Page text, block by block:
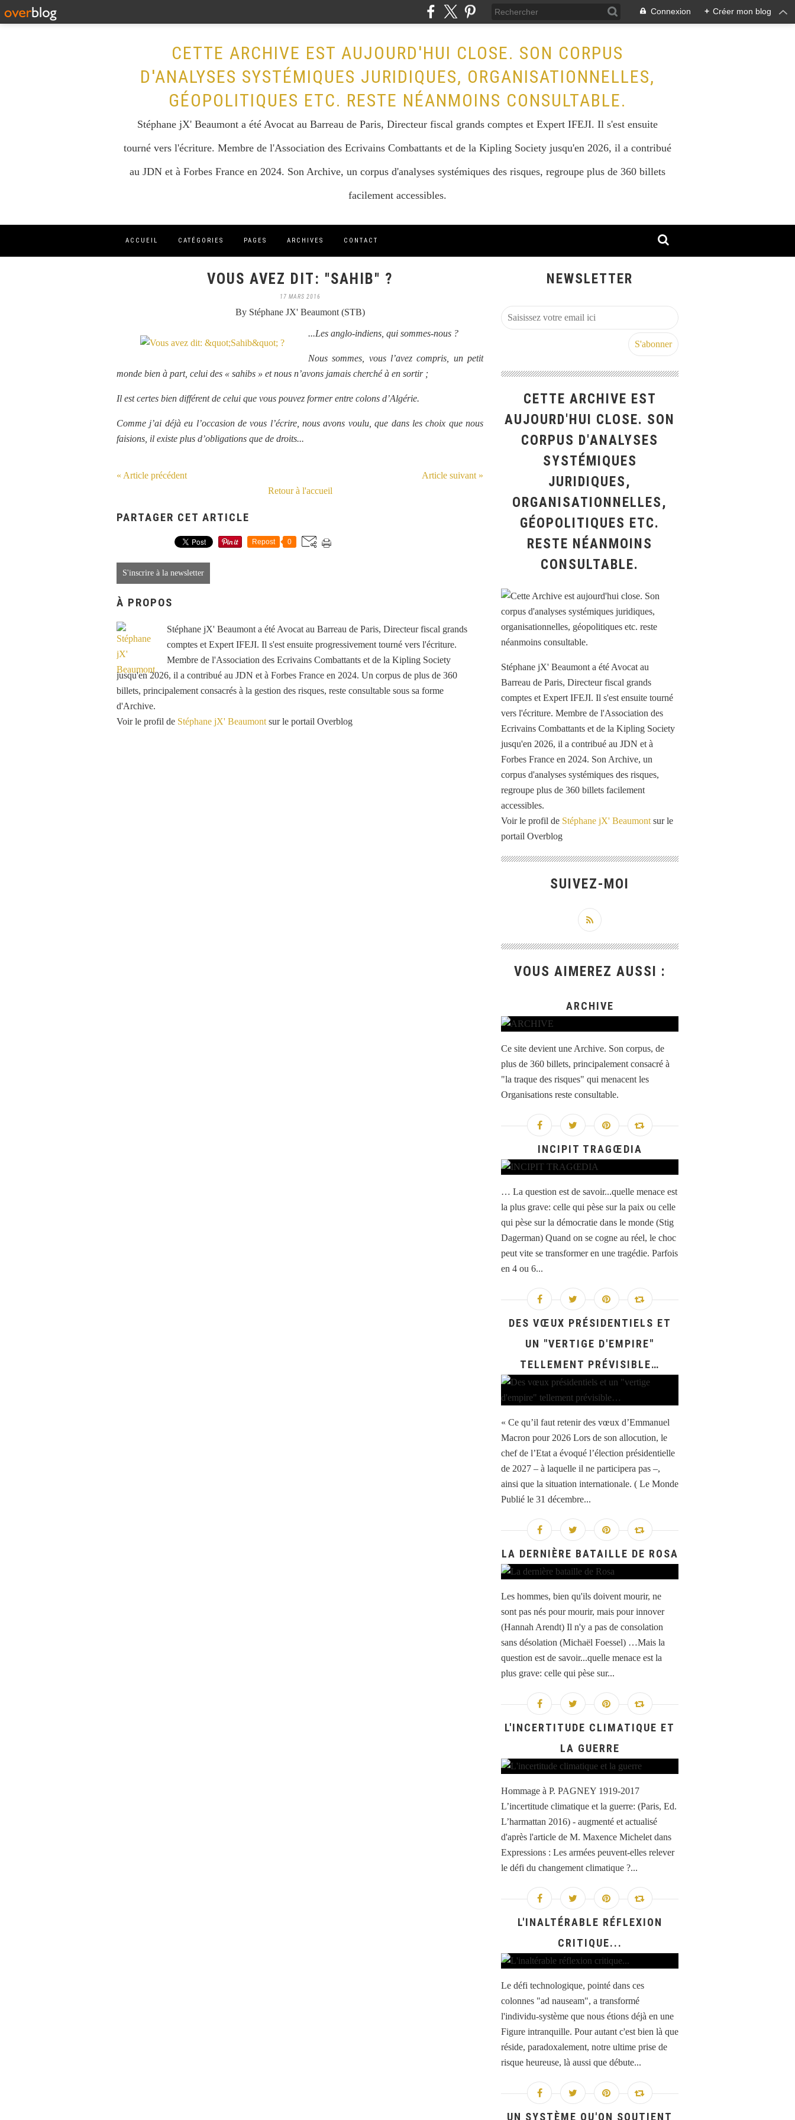
Connexion + Créer mon blog
CETTE ARCHIVE EST AUJOURD'HUI CLOSE. SON CORPUS
D'ANALYSES SYSTÉMIQUES JURIDIQUES, ORGANISATIONNELLES,
GÉOPOLITIQUES ETC. RESTE NÉANMOINS CONSULTABLE.
Stéphane jX' Beaumont a été Avocat au Barreau de Paris, Directeur fiscal grands comptes et Expert IFEJI. Il s'est ensuite
tourné vers l'écriture. Membre de l'Association des Ecrivains Combattants et de la Kipling Society jusqu'en 2026, il a contribué
au JDN et à Forbes France en 2024. Son Archive, un corpus d'analyses systémiques des risques, regroupe plus de 360 billets
facilement accessibles.
ACCUEIL CATÉGORIES PAGES ARCHIVES CONTACT
VOUS AVEZ DIT: "SAHIB" ?
17 MARS 2016
By Stéphane JX' Beaumont (STB)
...Les anglo-indiens, qui sommes-nous ?
Nous sommes, vous l’avez compris, un petit
monde bien à part, celui des « sahibs » et nous n’avons jamais cherché à en sortir ;
Il est certes bien différent de celui que vous pouvez former entre colons d’Algérie.
Comme j’ai déjà eu l’occasion de vous l’écrire, nous avons voulu, que dans les choix que nous
faisions, il existe plus d’obligations que de droits...
« Article précédent
Article suivant »
Retour à l'accueil
PARTAGER CET ARTICLE
Repost 0
S'inscrire à la newsletter
À PROPOS
Stéphane jX' Beaumont a été Avocat au Barreau de Paris, Directeur fiscal grands
comptes et Expert IFEJI. Il s'est ensuite progressivement tourné vers l'écriture.
Membre de l'Association des Ecrivains Combattants et de la Kipling Society
jusqu'en 2026, il a contribué au JDN et à Forbes France en 2024. Un corpus de plus de 360
billets, principalement consacrés à la gestion des risques, reste consultable sous sa forme
d'Archive.
Voir le profil de Stéphane jX' Beaumont sur le portail Overblog
NEWSLETTER
CETTE ARCHIVE EST
AUJOURD'HUI CLOSE. SON
CORPUS D'ANALYSES
SYSTÉMIQUES
JURIDIQUES,
ORGANISATIONNELLES,
GÉOPOLITIQUES ETC.
RESTE NÉANMOINS
CONSULTABLE.
Stéphane jX' Beaumont a été Avocat au
Barreau de Paris, Directeur fiscal grands
comptes et Expert IFEJI. Il s'est ensuite tourné
vers l'écriture. Membre de l'Association des
Ecrivains Combattants et de la Kipling Society
jusqu'en 2026, il a contribué au JDN et à
Forbes France en 2024. Son Archive, un
corpus d'analyses systémiques des risques,
regroupe plus de 360 billets facilement
accessibles.
Voir le profil de Stéphane jX' Beaumont sur le
portail Overblog
SUIVEZ-MOI
VOUS AIMEREZ AUSSI :
ARCHIVE
Ce site devient une Archive. Son corpus, de
plus de 360 billets, principalement consacré à
"la traque des risques" qui menacent les
Organisations reste consultable.
INCIPIT TRAGŒDIA
… La question est de savoir...quelle menace est
la plus grave: celle qui pèse sur la paix ou celle
qui pèse sur la démocratie dans le monde (Stig
Dagerman) Quand on se cogne au réel, le choc
peut vite se transformer en une tragédie. Parfois
en 4 ou 6...
DES VŒUX PRÉSIDENTIELS ET
UN "VERTIGE D'EMPIRE"
TELLEMENT PRÉVISIBLE…
« Ce qu’il faut retenir des vœux d’Emmanuel
Macron pour 2026 Lors de son allocution, le
chef de l’Etat a évoqué l’élection présidentielle
de 2027 – à laquelle il ne participera pas –,
ainsi que la situation internationale. ( Le Monde
Publié le 31 décembre...
LA DERNIÈRE BATAILLE DE ROSA
Les hommes, bien qu'ils doivent mourir, ne
sont pas nés pour mourir, mais pour innover
(Hannah Arendt) Il n'y a pas de consolation
sans désolation (Michaël Foessel) …Mais la
question est de savoir...quelle menace est la
plus grave: celle qui pèse sur...
L'INCERTITUDE CLIMATIQUE ET
LA GUERRE
Hommage à P. PAGNEY 1919-2017
L’incertitude climatique et la guerre: (Paris, Ed.
L’harmattan 2016) - augmenté et actualisé
d'après l'article de M. Maxence Michelet dans
Expressions : Les armées peuvent-elles relever
le défi du changement climatique ?...
L'INALTÉRABLE RÉFLEXION
CRITIQUE...
Le défi technologique, pointé dans ces
colonnes "ad nauseam", a transformé
l'individu-système que nous étions déjà en une
Figure intranquille. Pour autant c'est bien là que
réside, paradoxalement, notre ultime prise de
risque heureuse, là aussi que débute...
UN SYSTÈME QU'ON SOUTIENT